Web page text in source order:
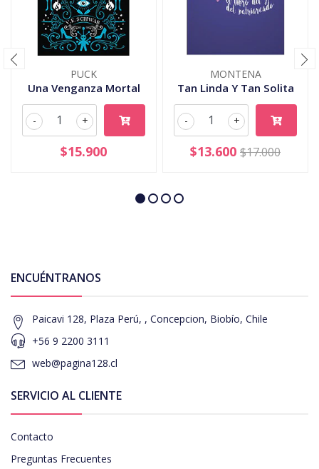
PUCK
Una Venganza Mortal
+
-
$15.900
MONTENA
Tan Linda Y Tan Solita
+
-
$13.600 $17.000
ENCUÉNTRANOS
Paicavi 128, Plaza Perú, , Concepcion, Biobío, Chile
+56 9 2200 3111
web@pagina128.cl
SERVICIO AL CLIENTE
Contacto
Preguntas Frecuentes